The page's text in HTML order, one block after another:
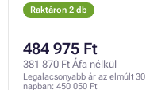
Raktáron 2 db
484 975 Ft
381 870 Ft Áfa nélkül
Legalacsonyabb ár az elmúlt 30
napban: 450 050 Ft